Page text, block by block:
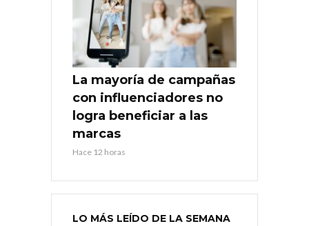
La mayoría de campañas
con influenciadores no
logra beneficiar a las
marcas
Hace 12 horas
LO MÁS LEÍDO DE LA SEMANA